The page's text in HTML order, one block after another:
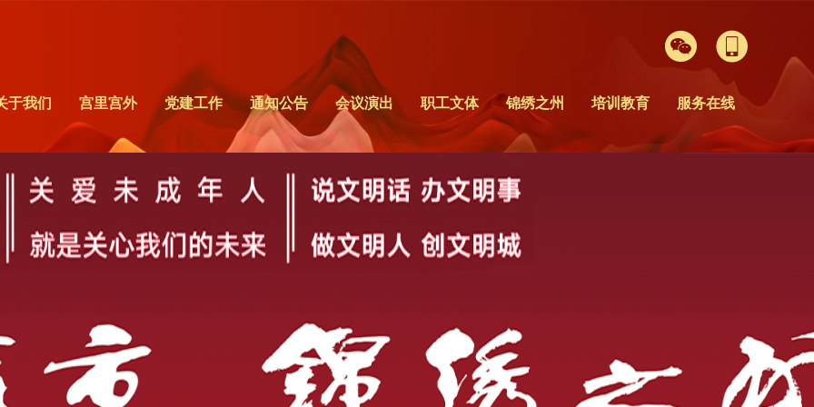
 
于我们 宫里宫外 党建工作 通知公告 会议演出 职工文体 锦绣之州 培训教育 服务在线